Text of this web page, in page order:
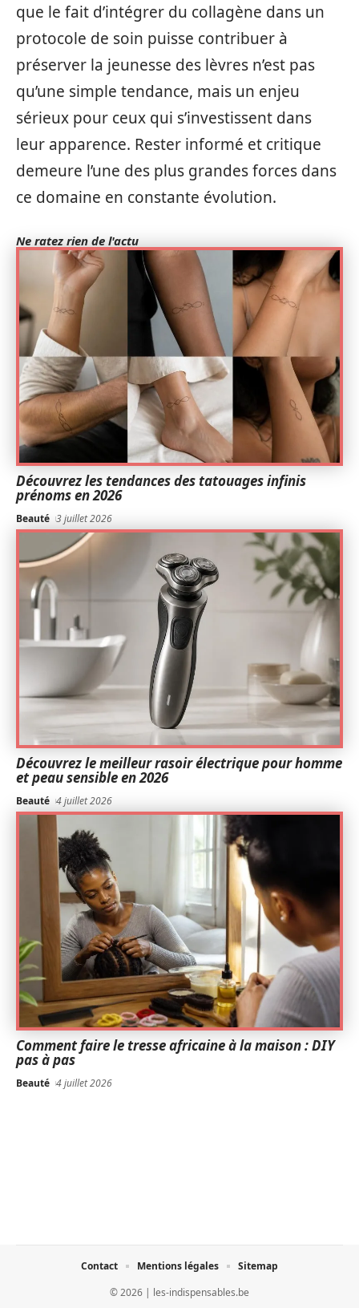
que le fait d’intégrer du collagène dans un
protocole de soin puisse contribuer à
préserver la jeunesse des lèvres n’est pas
qu’une simple tendance, mais un enjeu
sérieux pour ceux qui s’investissent dans
leur apparence. Rester informé et critique
demeure l’une des plus grandes forces dans
ce domaine en constante évolution.
Ne ratez rien de l'actu
Découvrez les tendances des tatouages infinis
prénoms en 2026
Beauté 3 juillet 2026
Découvrez le meilleur rasoir électrique pour homme
et peau sensible en 2026
Beauté 4 juillet 2026
Comment faire le tresse africaine à la maison : DIY
pas à pas
Beauté 4 juillet 2026
© 2026 | les-indispensables.be
Contact Mentions légales Sitemap